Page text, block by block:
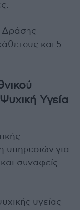
Δράσης
και 5
Υγεία
υπηρεσιών για
συναφείς
υγείας